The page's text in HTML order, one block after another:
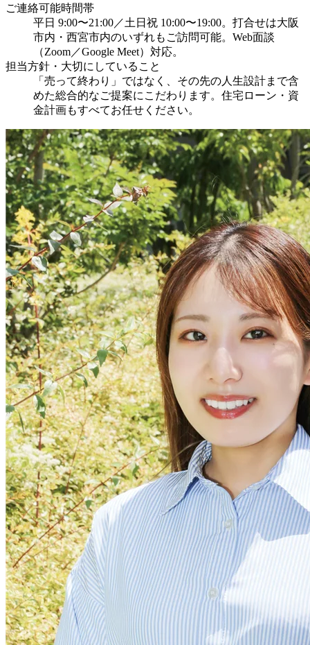
ご連絡可能時間帯
平日 9:00〜21:00／土日祝 10:00〜19:00。打合せは大阪
市内・西宮市内のいずれもご訪問可能。Web面談
（Zoom／Google Meet）対応。
担当方針・大切にしていること
「売って終わり」ではなく、その先の人生設計まで含
めた総合的なご提案にこだわります。住宅ローン・資
金計画もすべてお任せください。